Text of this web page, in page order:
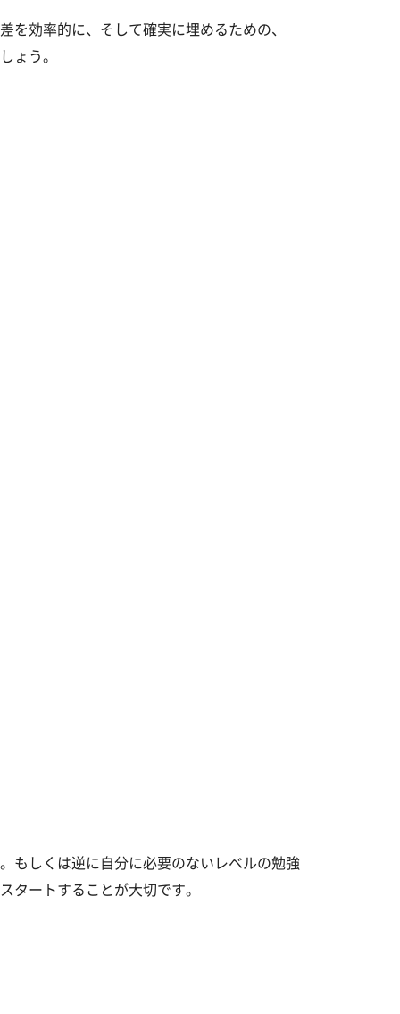
効率的に、そして確実に埋めるための、
ょう。
もしくは逆に自分に必要のないレベルの勉強
ートすることが大切です。